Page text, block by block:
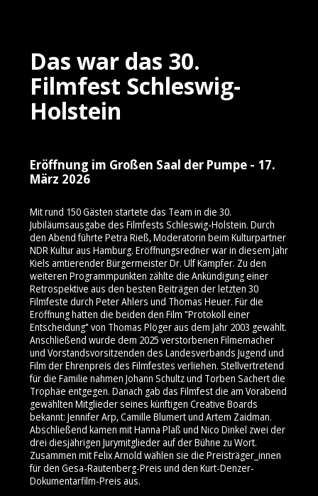
Das war das 30.
Filmfest Schleswig-
Holstein
Eröffnung im Großen Saal der Pumpe - 17.
März 2026
Mit rund 150 Gästen startete das Team in die 30.
Jubiläumsausgabe des Filmfests Schleswig-Holstein. Durch
den Abend führte Petra Rieß, Moderatorin beim Kulturpartner
NDR Kultur aus Hamburg. Eröffnungsredner war in diesem Jahr
Kiels amtierender Bürgermeister Dr. Ulf Kämpfer. Zu den
weiteren Programmpunkten zählte die Ankündigung einer
Retrospektive aus den besten Beiträgen der letzten 30
Filmfeste durch Peter Ahlers und Thomas Heuer. Für die
Eröffnung hatten die beiden den Film "Protokoll einer
Entscheidung" von Thomas Plöger aus dem Jahr 2003 gewählt.
Anschließend wurde dem 2025 verstorbenen Filmemacher
und Vorstandsvorsitzenden des Landesverbands Jugend und
Film der Ehrenpreis des Filmfestes verliehen. Stellvertretend
für die Familie nahmen Johann Schultz und Torben Sachert die
Trophäe entgegen. Danach gab das Filmfest die am Vorabend
gewählten Mitglieder seines künftigen Creative Boards
bekannt: Jennifer Arp, Camille Blumert und Artem Zaidman.
Abschließend kamen mit Hanna Plaß und Nico Dinkel zwei der
drei diesjährigen Jurymitglieder auf der Bühne zu Wort.
Zusammen mit Felix Arnold wählen sie die Preisträger_innen
für den Gesa-Rautenberg-Preis und den Kurt-Denzer-
Dokumentarfilm-Preis aus.